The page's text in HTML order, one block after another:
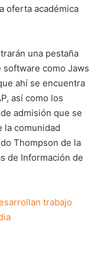
oferta académica
una pestaña
como Jaws
ahí se encuentra
así como los
admisión que se
la comunidad
Thompson de la
de Información de
trabajo